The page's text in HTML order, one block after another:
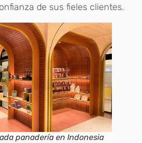
de sus fieles clientes.
panadería en Indonesia